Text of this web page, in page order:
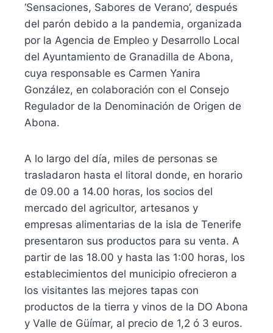
‘Sensaciones, Sabores de Verano’, después
del parón debido a la pandemia, organizada
por la Agencia de Empleo y Desarrollo Local
del Ayuntamiento de Granadilla de Abona,
cuya responsable es Carmen Yanira
González, en colaboración con el Consejo
Regulador de la Denominación de Origen de
Abona.
A lo largo del día, miles de personas se
trasladaron hasta el litoral donde, en horario
de 09.00 a 14.00 horas, los socios del
mercado del agricultor, artesanos y
empresas alimentarias de la isla de Tenerife
presentaron sus productos para su venta. A
partir de las 18.00 y hasta las 1:00 horas, los
establecimientos del municipio ofrecieron a
los visitantes las mejores tapas con
productos de la tierra y vinos de la DO Abona
y Valle de Güímar, al precio de 1,2 ó 3 euros.